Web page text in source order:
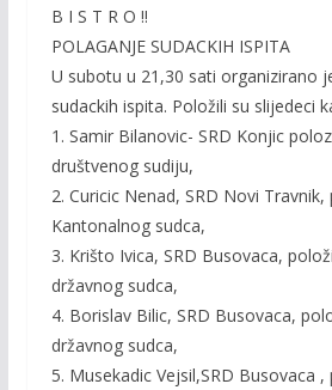
B I S T R O !!
POLAGANJE SUDACKIH ISPITA
U subotu u 21,30 sati organizirano
sudackih ispita. Položili su slijedeci
1. Samir Bilanovic- SRD Konjic
društvenog sudiju,
2. Curicic Nenad, SRD Novi
Kantonalnog sudca,
3. Krišto Ivica, SRD Busovaca,
državnog sudca,
4. Borislav Bilic, SRD Busovaca,
državnog sudca,
5. Musekadic Vejsil,SRD Busovaca